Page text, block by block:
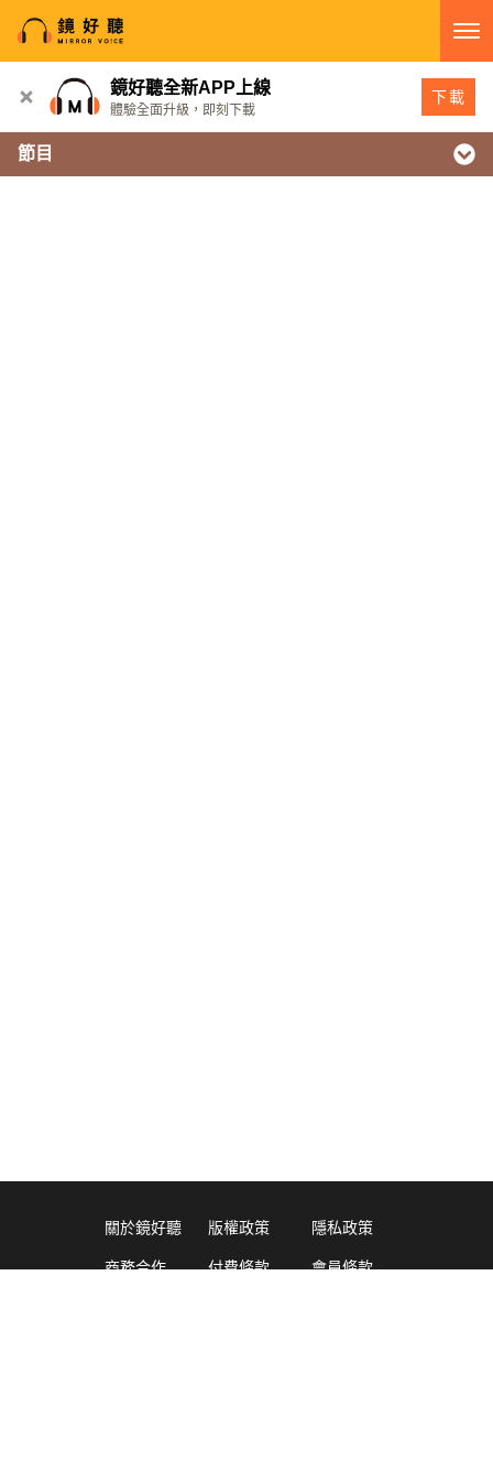
鏡好聽全新APP上線
體驗全面升級，即刻下載
下載
節目
關於鏡好聽 版權政策 隱私政策
商務合作 付費條款 會員條款